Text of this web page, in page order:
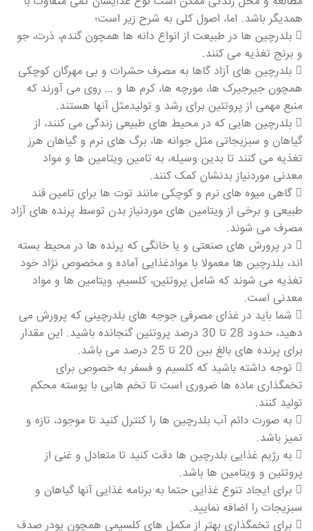
همدیگر باشد. اما، اصول کلی به شرح زیر است؛
 بلدرچین ها در طبیعت از انواع دانه ها همچون گندم، ذرت، جو
و برنج تغذیه می کنند.
 بلدرچین های آزاد گاها به مصرف حشرات و بی مهرگان کوچکی
همچون جیرجیرک ها، مورچه ها، کرم ها و … روی می آورند که
منبع مهمی از پروتئین برای رشد و تولیدمثل آنها هستند.
 بلدرچین هایی که در محیط های طبیعی زندگی می کنند، از
گیاهان و سبزیجاتی مثل جوانه ها، برگ های نرم و گیاهان هرز
تغذیه می کنند تا بدین وسیله، به تامین ویتامین ها و مواد
معدنی موردنیاز بدنشان کمک کنند.
 گاهی میوه های نرم و کوچکی مانند توت ها برای تامین قند
طبیعی و برخی از ویتامین های موردنیاز بدن توسط پرنده های آزاد
مصرف می شوند.
 در پرورش های صنعتی و یا خانگی که پرنده ها در محیط بسته
اند، بلدرچین ها معمولا با موادغذایی آماده و مخصوص نژاد خود
تغذیه می شوند که شامل پروتئین، کلسیم، ویتامین ها و مواد
معدنی است.
 شما باید در غذای مصرفی جوجه های بلدرچینی که پرورش می
دهید، حدود 28 تا 30 درصد پروتئین گنجانده باشید. این مقدار
برای پرنده های بالغ بین 20 تا 25 درصد می باشد.
 توجه داشته باشید که کلسیم و فسفر به خصوص برای
تخمگذاری ماده ها ضروری است تا تخم هایی با پوسته محکم
تولید کنند.
 به صورت دائم آب بلدرچین ها را کنترل کنید تا موجود، تازه و
تمیز باشد.
 به رژیم غذایی بلدرچین ها دقت کنید تا متعادل و غنی از
پروتئین و ویتامین ها باشد.
 برای ایجاد تنوع غذایی حتما به برنامه غذایی آنها گیاهان و
سبزیجات را اضافه نمایید.
 برای تخمگذاری بهتر از مکمل های کلسیمی همچون پودر صدف